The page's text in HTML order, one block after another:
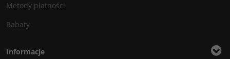
Metody płatności
Rabaty
Informacje